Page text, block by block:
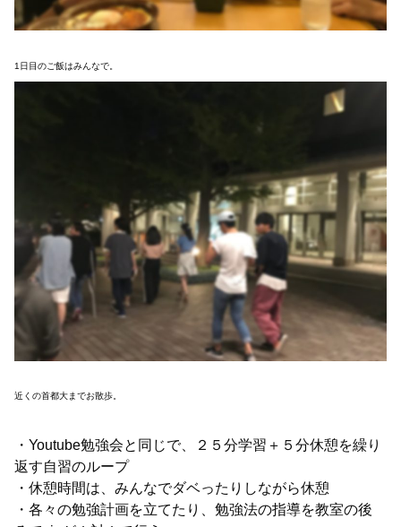
1日目のご飯はみんなで。
近くの首都大までお散歩。
・Youtube勉強会と同じで、２５分学習＋５分休憩を繰り
返す自習のループ
・休憩時間は、みんなでダベったりしながら休憩
・各々の勉強計画を立てたり、勉強法の指導を教室の後